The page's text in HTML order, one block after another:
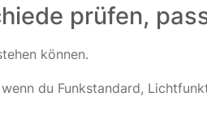
prüfen,
können.
du Funkstandard,